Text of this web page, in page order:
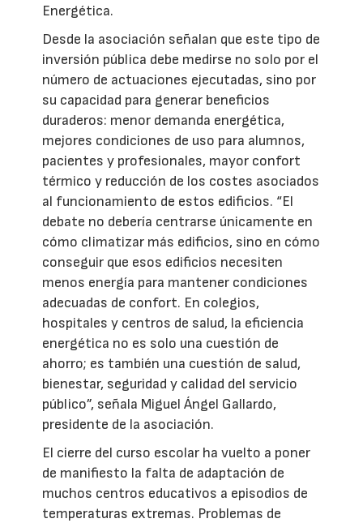
Energética.
Desde la asociación señalan que este tipo de
inversión pública debe medirse no solo por el
número de actuaciones ejecutadas, sino por
su capacidad para generar beneficios
duraderos: menor demanda energética,
mejores condiciones de uso para alumnos,
pacientes y profesionales, mayor confort
térmico y reducción de los costes asociados
al funcionamiento de estos edificios. “El
debate no debería centrarse únicamente en
cómo climatizar más edificios, sino en cómo
conseguir que esos edificios necesiten
menos energía para mantener condiciones
adecuadas de confort. En colegios,
hospitales y centros de salud, la eficiencia
energética no es solo una cuestión de
ahorro; es también una cuestión de salud,
bienestar, seguridad y calidad del servicio
público”, señala Miguel Ángel Gallardo,
presidente de la asociación.
El cierre del curso escolar ha vuelto a poner
de manifiesto la falta de adaptación de
muchos centros educativos a episodios de
temperaturas extremas. Problemas de